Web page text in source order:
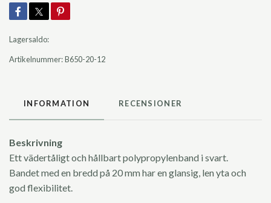
Lagersaldo:
Artikelnummer:B650-20-12
INFORMATION RECENSIONER
Beskrivning
Ett vädertåligt och hållbart polypropylenband i svart.
Bandet med en bredd på 20 mm har en glansig, len yta och
god flexibilitet.